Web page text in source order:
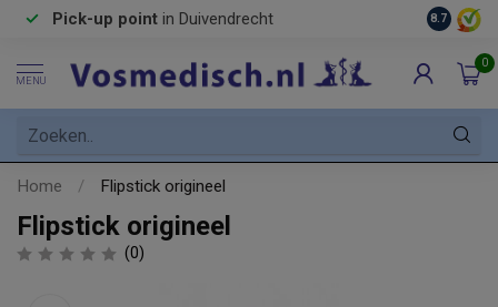
Pick-up point in Duivendrecht 8.7
MENU
0
Home / Flipstick origineel
Flipstick origineel
(0)